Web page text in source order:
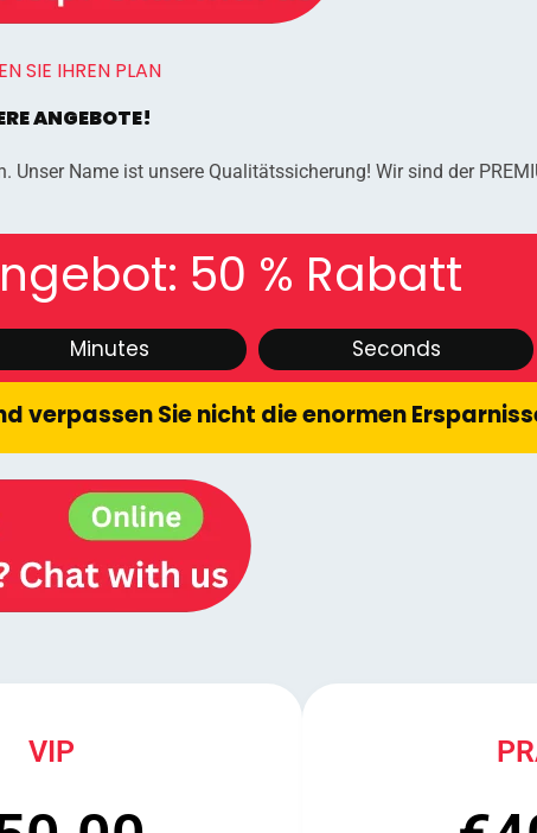
SIE IHREN PLAN
ANGEBOTE!
Name ist unsere Qualitätssicherung! Wir sind der
50 % Rabatt
Minutes Seconds
verpassen Sie nicht die enormen
VIP